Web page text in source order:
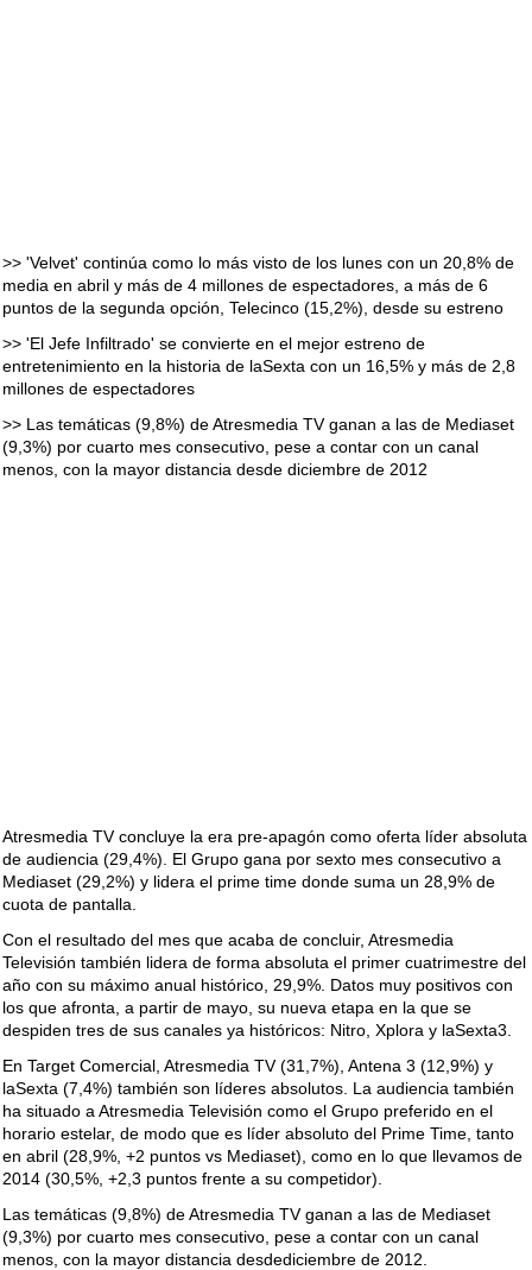
>> 'Velvet' continúa como lo más visto de los lunes con un 20,8% de
media en abril y más de 4 millones de espectadores, a más de 6
puntos de la segunda opción, Telecinco (15,2%), desde su estreno
>> 'El Jefe Infiltrado' se convierte en el mejor estreno de
entretenimiento en la historia de laSexta con un 16,5% y más de 2,8
millones de espectadores
>> Las temáticas (9,8%) de Atresmedia TV ganan a las de Mediaset
(9,3%) por cuarto mes consecutivo, pese a contar con un canal
menos, con la mayor distancia desde diciembre de 2012
Atresmedia TV concluye la era pre-apagón como oferta líder absoluta
de audiencia (29,4%). El Grupo gana por sexto mes consecutivo a
Mediaset (29,2%) y lidera el prime time donde suma un 28,9% de
cuota de pantalla.
Con el resultado del mes que acaba de concluir, Atresmedia
Televisión también lidera de forma absoluta el primer cuatrimestre del
año con su máximo anual histórico, 29,9%. Datos muy positivos con
los que afronta, a partir de mayo, su nueva etapa en la que se
despiden tres de sus canales ya históricos: Nitro, Xplora y laSexta3.
En Target Comercial, Atresmedia TV (31,7%), Antena 3 (12,9%) y
laSexta (7,4%) también son líderes absolutos. La audiencia también
ha situado a Atresmedia Televisión como el Grupo preferido en el
horario estelar, de modo que es líder absoluto del Prime Time, tanto
en abril (28,9%, +2 puntos vs Mediaset), como en lo que llevamos de
2014 (30,5%, +2,3 puntos frente a su competidor).
Las temáticas (9,8%) de Atresmedia TV ganan a las de Mediaset
(9,3%) por cuarto mes consecutivo, pese a contar con un canal
menos, con la mayor distancia desdediciembre de 2012.